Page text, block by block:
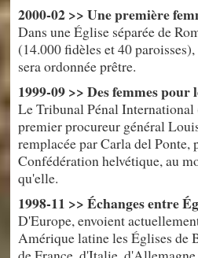
2000-02 >> Une première
Dans une Église séparée de
(14.000 fidèles et 40
sera ordonnée prêtre.
1999-09 >> Des femmes
Le Tribunal Pénal
premier procureur général
remplacée par Carla del Ponte,
Confédération helvétique, au
qu'elle.
1998-11 >> Échanges entre
D'Europe, envoient
Amérique latine les Églises de